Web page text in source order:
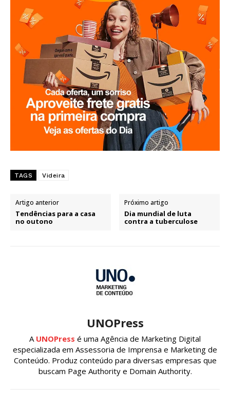
TAGS Videira
Artigo anterior
Tendências para a casa
no outono
Próximo artigo
Dia mundial de luta
contra a tuberculose
UNOPress
A UNOPress é uma Agência de Marketing Digital
especializada em Assessoria de Imprensa e Marketing de
Conteúdo. Produz conteúdo para diversas empresas que
buscam Page Authority e Domain Authority.